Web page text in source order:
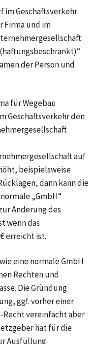
im Geschäftsverkehr
Firma und im
der Person und
für Wegebau
Geschäftsverkehr den
auf
beispielsweise
dann kann die
„GmbH“
Änderung des
wenn das
erreicht ist.
eine normale GmbH
Rechten und
Die Gründung
ggf. vorher einer
Recht vereinfacht aber
hat für die
Ausfüllung